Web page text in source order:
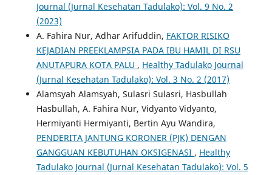
Journal (Jurnal Kesehatan Tadulako): Vol. 9 No. 2
(2023)
A. Fahira Nur, Adhar Arifuddin, FAKTOR RISIKO
KEJADIAN PREEKLAMPSIA PADA IBU HAMIL DI RSU
ANUTAPURA KOTA PALU , Healthy Tadulako Journal
(Jurnal Kesehatan Tadulako): Vol. 3 No. 2 (2017)
Alamsyah Alamsyah, Sulasri Sulasri, Hasbullah
Hasbullah, A. Fahira Nur, Vidyanto Vidyanto,
Hermiyanti Hermiyanti, Bertin Ayu Wandira,
PENDERITA JANTUNG KORONER (PJK) DENGAN
GANGGUAN KEBUTUHAN OKSIGENASI , Healthy
Tadulako Journal (Jurnal Kesehatan Tadulako): Vol. 5